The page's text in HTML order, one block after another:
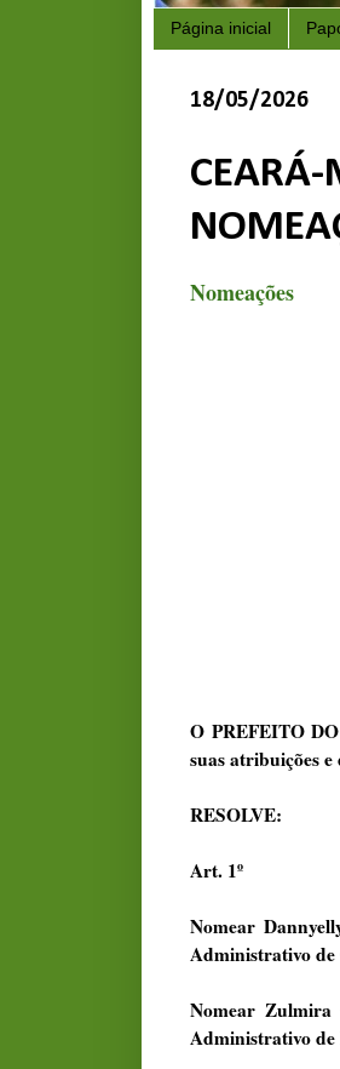
Página inicial
18/05/2026
CEARÁ-
Nomeações
O PREFEITO
suas atribuições
RESOLVE:
Art. 1º
Nomear
Administrativo
Nomear Zulmira
Administrativo de